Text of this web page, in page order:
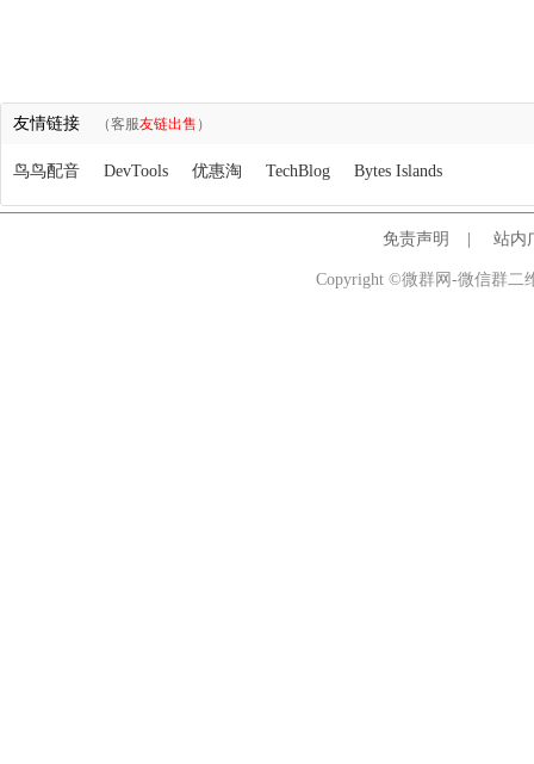
友情链接 （客服友链出售 ）
鸟鸟配音 DevTools 优惠淘 TechBlog Bytes Islands
免责声明 站内
Copyright ©微群网-微信群二